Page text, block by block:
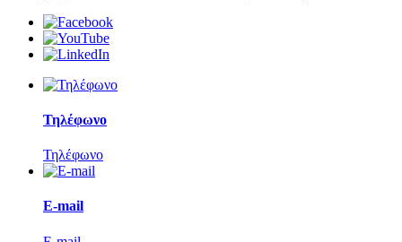
Τηλέφωνο
Τηλέφωνο
E-mail